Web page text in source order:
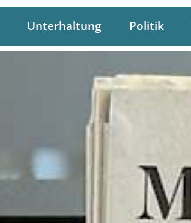
Unterhaltung Politik